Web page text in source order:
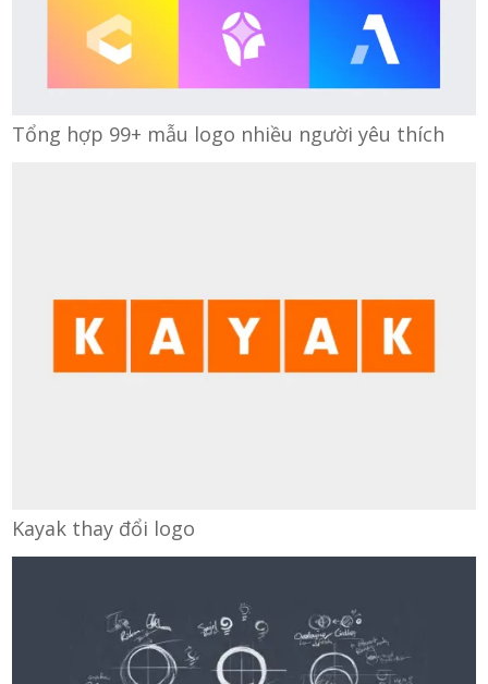
Tổng hợp 99+ mẫu logo nhiều người yêu thích
Kayak thay đổi logo